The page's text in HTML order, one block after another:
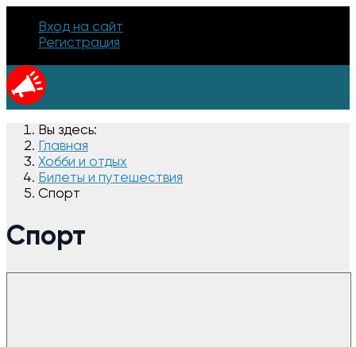
Вход на сайт
Регистрация
Вы здесь:
Главная
Хобби и отдых
Билеты и путешествия
Спорт
Спорт